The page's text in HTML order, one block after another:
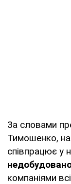
За словами
Тимошенко, на
співпрацює у
компаніями